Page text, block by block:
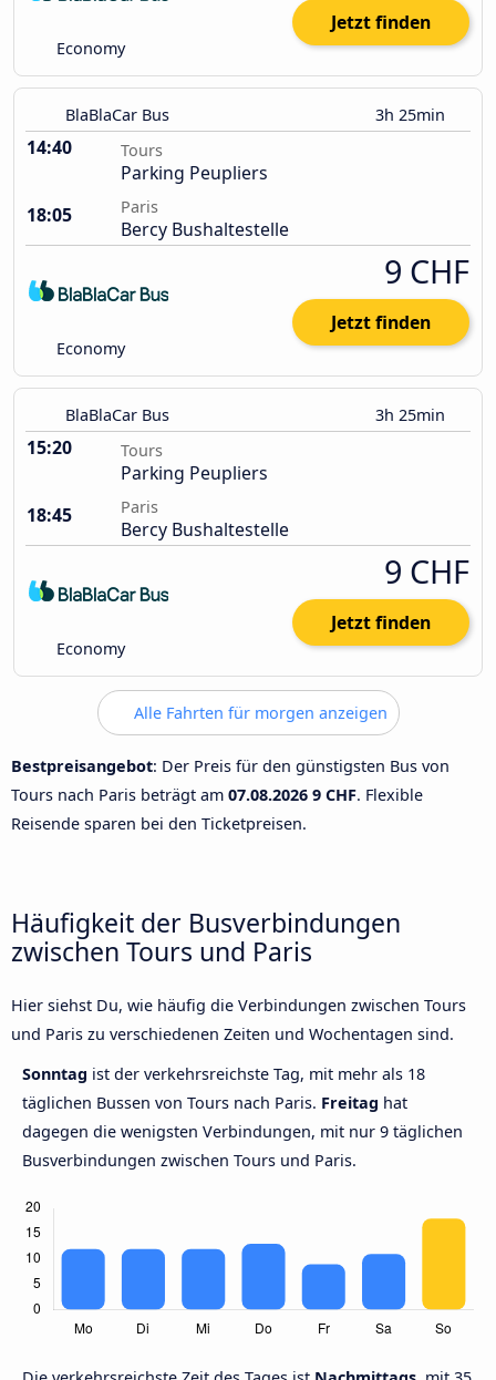
Economy
Jetzt finden
BlaBlaCar Bus 3h 25min
14:40 Tours
Parking Peupliers
18:05
Paris
Bercy Bushaltestelle
Economy
9 CHF
Jetzt finden
BlaBlaCar Bus 3h 25min
15:20 Tours
Parking Peupliers
18:45
Paris
Bercy Bushaltestelle
Economy
9 CHF
Jetzt finden
Alle Fahrten für morgen anzeigen
Bestpreisangebot: Der Preis für den günstigsten Bus von
Tours nach Paris beträgt am 07.08.2026 9 CHF. Flexible
Reisende sparen bei den Ticketpreisen.
Häufigkeit der Busverbindungen
zwischen Tours und Paris
Hier siehst Du, wie häufig die Verbindungen zwischen Tours
und Paris zu verschiedenen Zeiten und Wochentagen sind.
Sonntag ist der verkehrsreichste Tag, mit mehr als 18
täglichen Bussen von Tours nach Paris. Freitag hat
dagegen die wenigsten Verbindungen, mit nur 9 täglichen
Busverbindungen zwischen Tours und Paris.